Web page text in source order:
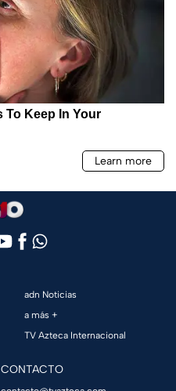
adn Noticias
a más +
TV Azteca Internacional
CONTACTO